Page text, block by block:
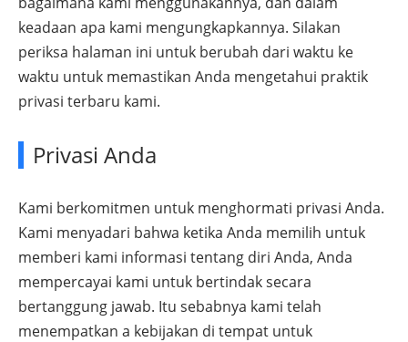
keadaan apa kami mengungkapkannya. Silakan
periksa halaman ini untuk berubah dari waktu ke
waktu untuk memastikan Anda mengetahui praktik
privasi terbaru kami.
Privasi Anda
Kami berkomitmen untuk menghormati privasi Anda.
Kami menyadari bahwa ketika Anda memilih untuk
memberi kami informasi tentang diri Anda, Anda
mempercayai kami untuk bertindak secara
bertanggung jawab. Itu sebabnya kami telah
menempatkan a kebijakan di tempat untuk